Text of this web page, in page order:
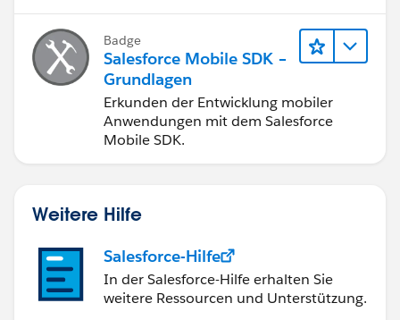
Badge
Salesforce Mobile SDK –
Grundlagen
Erkunden der Entwicklung mobiler
Anwendungen mit dem Salesforce
Mobile SDK.
Weitere Hilfe
Salesforce-Hilfe
In der Salesforce-Hilfe erhalten Sie
weitere Ressourcen und Unterstützung.